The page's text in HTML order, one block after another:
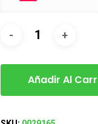
Añadir Al